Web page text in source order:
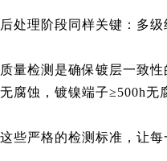
后处理阶段同样关键：多
质量检测是确保镀层一致
无腐蚀，镀镍端子≥500h
这些严格的检测标准，让